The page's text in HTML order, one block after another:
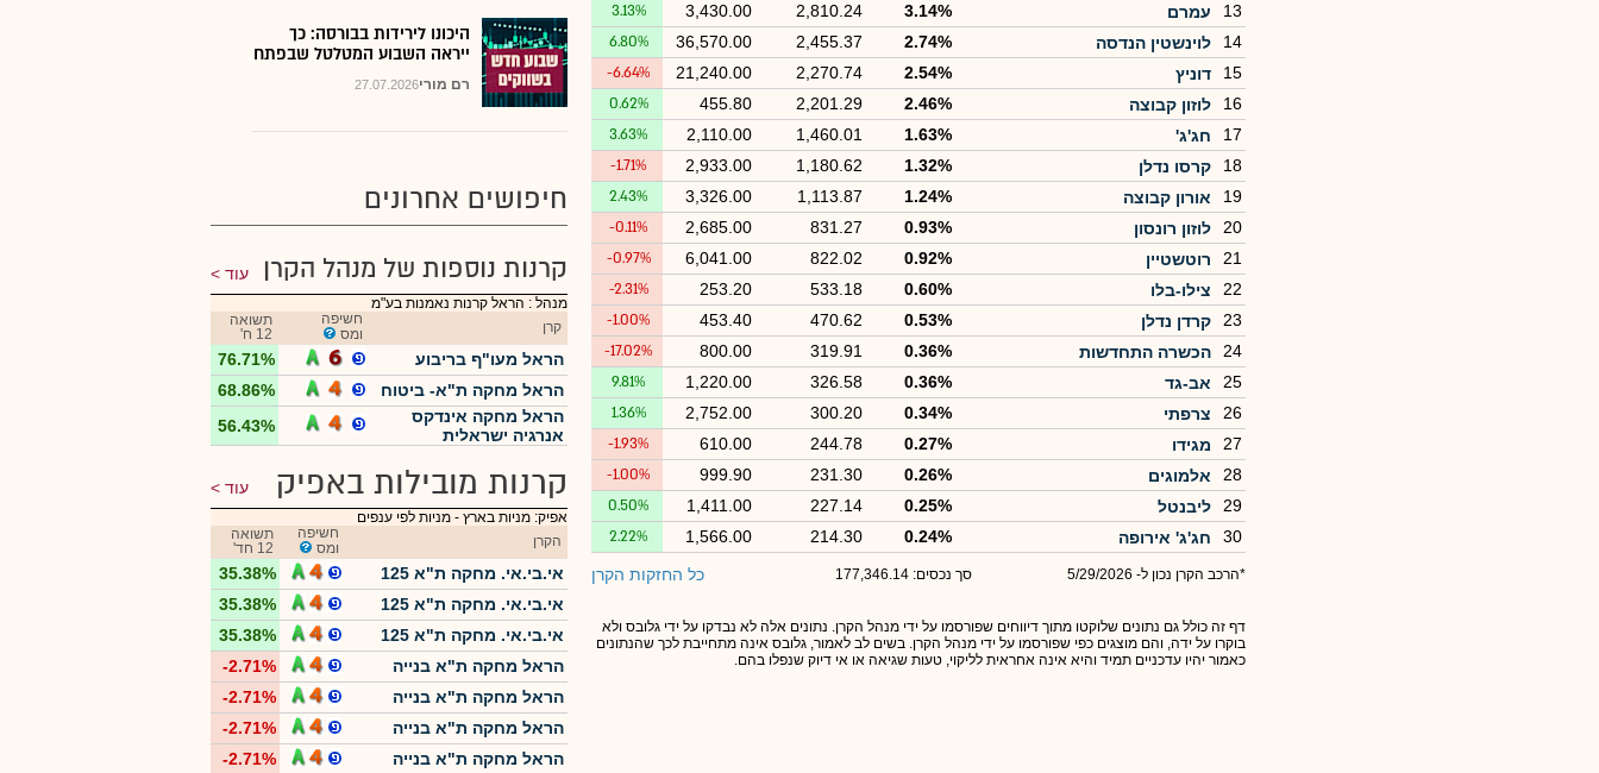
13
עמרם 3.14%
2,810.24
3,430.00
3.13%
14
לוינשטין הנדסה 2.74%
2,455.37
36,570.00
6.80%
15
דוניץ 2.54%
2,270.74
21,240.00
-6.64%
16
לוזון קבוצה 2.46%
2,201.29
455.80
0.62%
17
חג'ג' 1.63%
1,460.01
2,110.00
3.63%
18
קרסו נדלן 1.32%
1,180.62
2,933.00
-1.71%
19
אורון קבוצה 1.24%
1,113.87
3,326.00
2.43%
20
לוזון רונסון 0.93%
831.27
2,685.00
-0.11%
21
רוטשטיין 0.92%
822.02
6,041.00
-0.97%
22
צילו-בלו 0.60%
533.18
253.20
-2.31%
23
קרדן נדלן 0.53%
470.62
453.40
-1.00%
24
הכשרה התחדשות 0.36%
319.91
800.00
-17.02%
25
אב-גד 0.36%
326.58
1,220.00
9.81%
26
צרפתי 0.34%
300.20
2,752.00
1.36%
27
מגידו 0.27%
244.78
610.00
-1.93%
28
אלמוגים 0.26%
231.30
999.90
-1.00%
29
ליבנטל 0.25%
227.14
1,411.00
0.50%
30
חג'ג' אירופה 0.24%
214.30
1,566.00
2.22%
*הרכב הקרן נכון ל- 5/29/2026 סך נכסים: 177,346.14 כל החזקות הקרן
דף זה כולל גם נתונים שלוקטו מתוך דיווחים שפורסמו על ידי מנהל הקרן. נתונים אלה לא נבדקו על ידי גלובס ולא
בוקרו על ידה, והם מוצגים כפי שפורסמו על ידי מנהל הקרן. בשים לב לאמור, גלובס אינה מתחייבת לכך שהנתונים
כאמור יהיו עדכניים תמיד והיא אינה אחראית לליקוי, טעות שגיאה או אי דיוק שנפלו בהם.
היכונו לירידות בבורסה: כך
ייראה השבוע המטלטל שבפתח
27.07.2026רם מורי
חיפושים אחרונים
קרנות נוספות של מנהל הקרן עוד
מנהל : הראל קרנות נאמנות בע"מ
קרן
חשיפה
ומס
תשואה
12 ח'
הראל מעו"ף בריבוע
76.71%
הראל מחקה ת"א- ביטוח
68.86%
הראל מחקה אינדקס
אנרגיה ישראלית
56.43%
קרנות מובילות באפיק עוד
אפיק: מניות בארץ - מניות לפי ענפים
הקרן
חשיפה
ומס
תשואה
12 חד'
אי.בי.אי. מחקה ת"א 125
35.38%
אי.בי.אי. מחקה ת"א 125
35.38%
אי.בי.אי. מחקה ת"א 125
35.38%
הראל מחקה ת"א בנייה
-2.71%
הראל מחקה ת"א בנייה
-2.71%
הראל מחקה ת"א בנייה
-2.71%
הראל מחקה ת"א בנייה
-2.71%